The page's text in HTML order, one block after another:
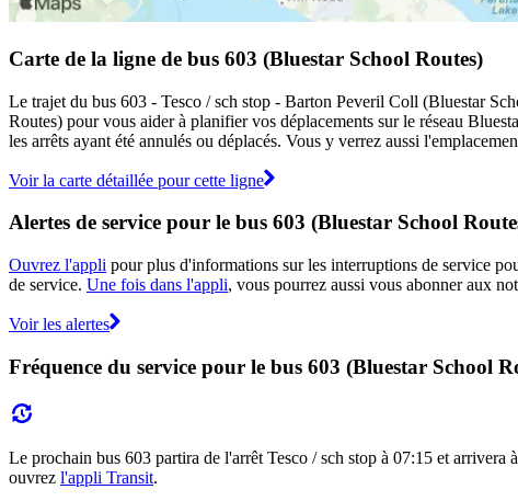
Carte de la ligne de bus 603 (Bluestar School Routes)
Le trajet du bus 603 - Tesco / sch stop - Barton Peveril Coll (Bluestar
Routes) pour vous aider à planifier vos déplacements sur le réseau
les arrêts ayant été annulés ou déplacés. Vous y verrez aussi
Voir la carte détaillée pour cette ligne
Alertes de service pour le bus 603 (Bluestar School
Ouvrez l'appli pour plus d'informations sur les interruptions de service
de service. Une fois dans l'appli, vous pourrez aussi vous abonner aux
Voir les alertes
Fréquence du service pour le bus 603 (Bluestar School
Le prochain bus 603 partira de l'arrêt Tesco / sch stop à 07:15 et
ouvrez l'appli Transit.